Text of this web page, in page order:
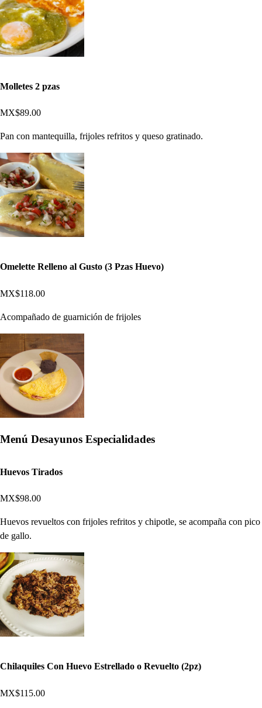
Molletes 2 pzas
MX$89.00
Pan con mantequilla, frijoles refritos y queso gratinado.
Omelette Relleno al Gusto (3 Pzas Huevo)
MX$118.00
Acompañado de guarnición de frijoles
Menú Desayunos Especialidades
Huevos Tirados
MX$98.00
Huevos revueltos con frijoles refritos y chipotle, se acompaña con pico
de gallo.
Chilaquiles Con Huevo Estrellado o Revuelto (2pz)
MX$115.00